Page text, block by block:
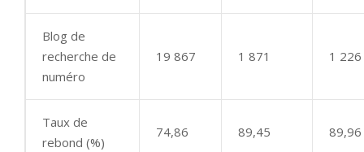
Blog de
recherche de
numéro
19 867 1 871 1 226
Taux de
rebond (%)
74,86 89,45 89,96